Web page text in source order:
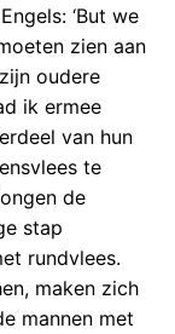
‘But we
zien aan
oudere
ik ermee
van hun
te
de
stap
rundvlees.
maken zich
mannen met